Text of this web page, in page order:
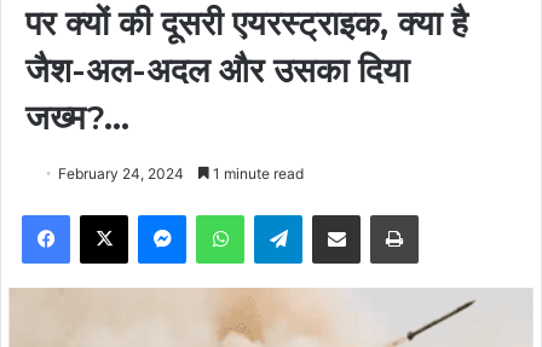
पर क्यों की दूसरी एयरस्ट्राइक, क्या है
जैश-अल-अदल और उसका दिया
जख्म?…
February 24, 2024 1 minute read
Facebook
X MessengerWhatsAppTelegramShare via Email Print